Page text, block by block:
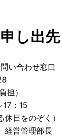
し出先
い合わせ窓口
）
：15
休日をのぞく）
経営管理部長